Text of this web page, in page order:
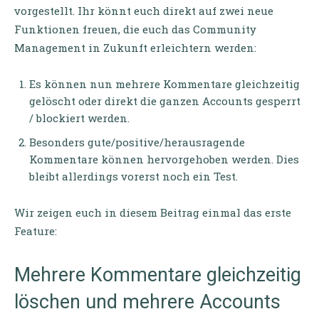
vorgestellt. Ihr könnt euch direkt auf zwei neue
Funktionen freuen, die euch das Community
Management in Zukunft erleichtern werden:
Es können nun mehrere Kommentare gleichzeitig
gelöscht oder direkt die ganzen Accounts gesperrt
/ blockiert werden.
Besonders gute/positive/herausragende
Kommentare können hervorgehoben werden. Dies
bleibt allerdings vorerst noch ein Test.
Wir zeigen euch in diesem Beitrag einmal das erste
Feature:
Mehrere Kommentare gleichzeitig
löschen und mehrere Accounts